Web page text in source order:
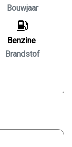
Bouwjaar
Benzine
Brandstof